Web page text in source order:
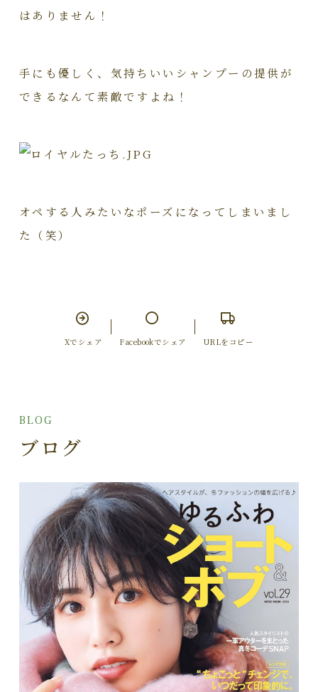
はありません！
手にも優しく、気持ちいいシャンプーの提供が
できるなんて素敵ですよね！
オペする人みたいなポーズになってしまいまし
た（笑）
Xでシェア Facebookでシェア URLをコピー
BLOG
ブログ